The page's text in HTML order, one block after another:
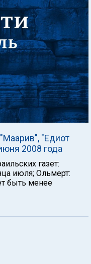
"Едиот
2008 года
газет:
июля; Ольмерт:
быть менее